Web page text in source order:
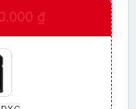
₫